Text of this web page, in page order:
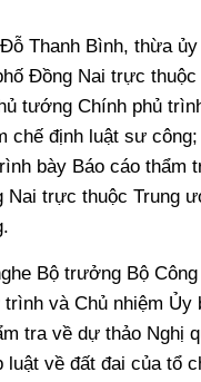
Thanh Bình, thừa
Đồng Nai trực
tướng Chính phủ
chế định luật sư
bày Báo cáo thẩm
Nai trực thuộc Trung
Bộ trưởng Bộ
và Chủ nhiệm Ủy
tra về dự thảo Nghị
luật về đất đai của tổ